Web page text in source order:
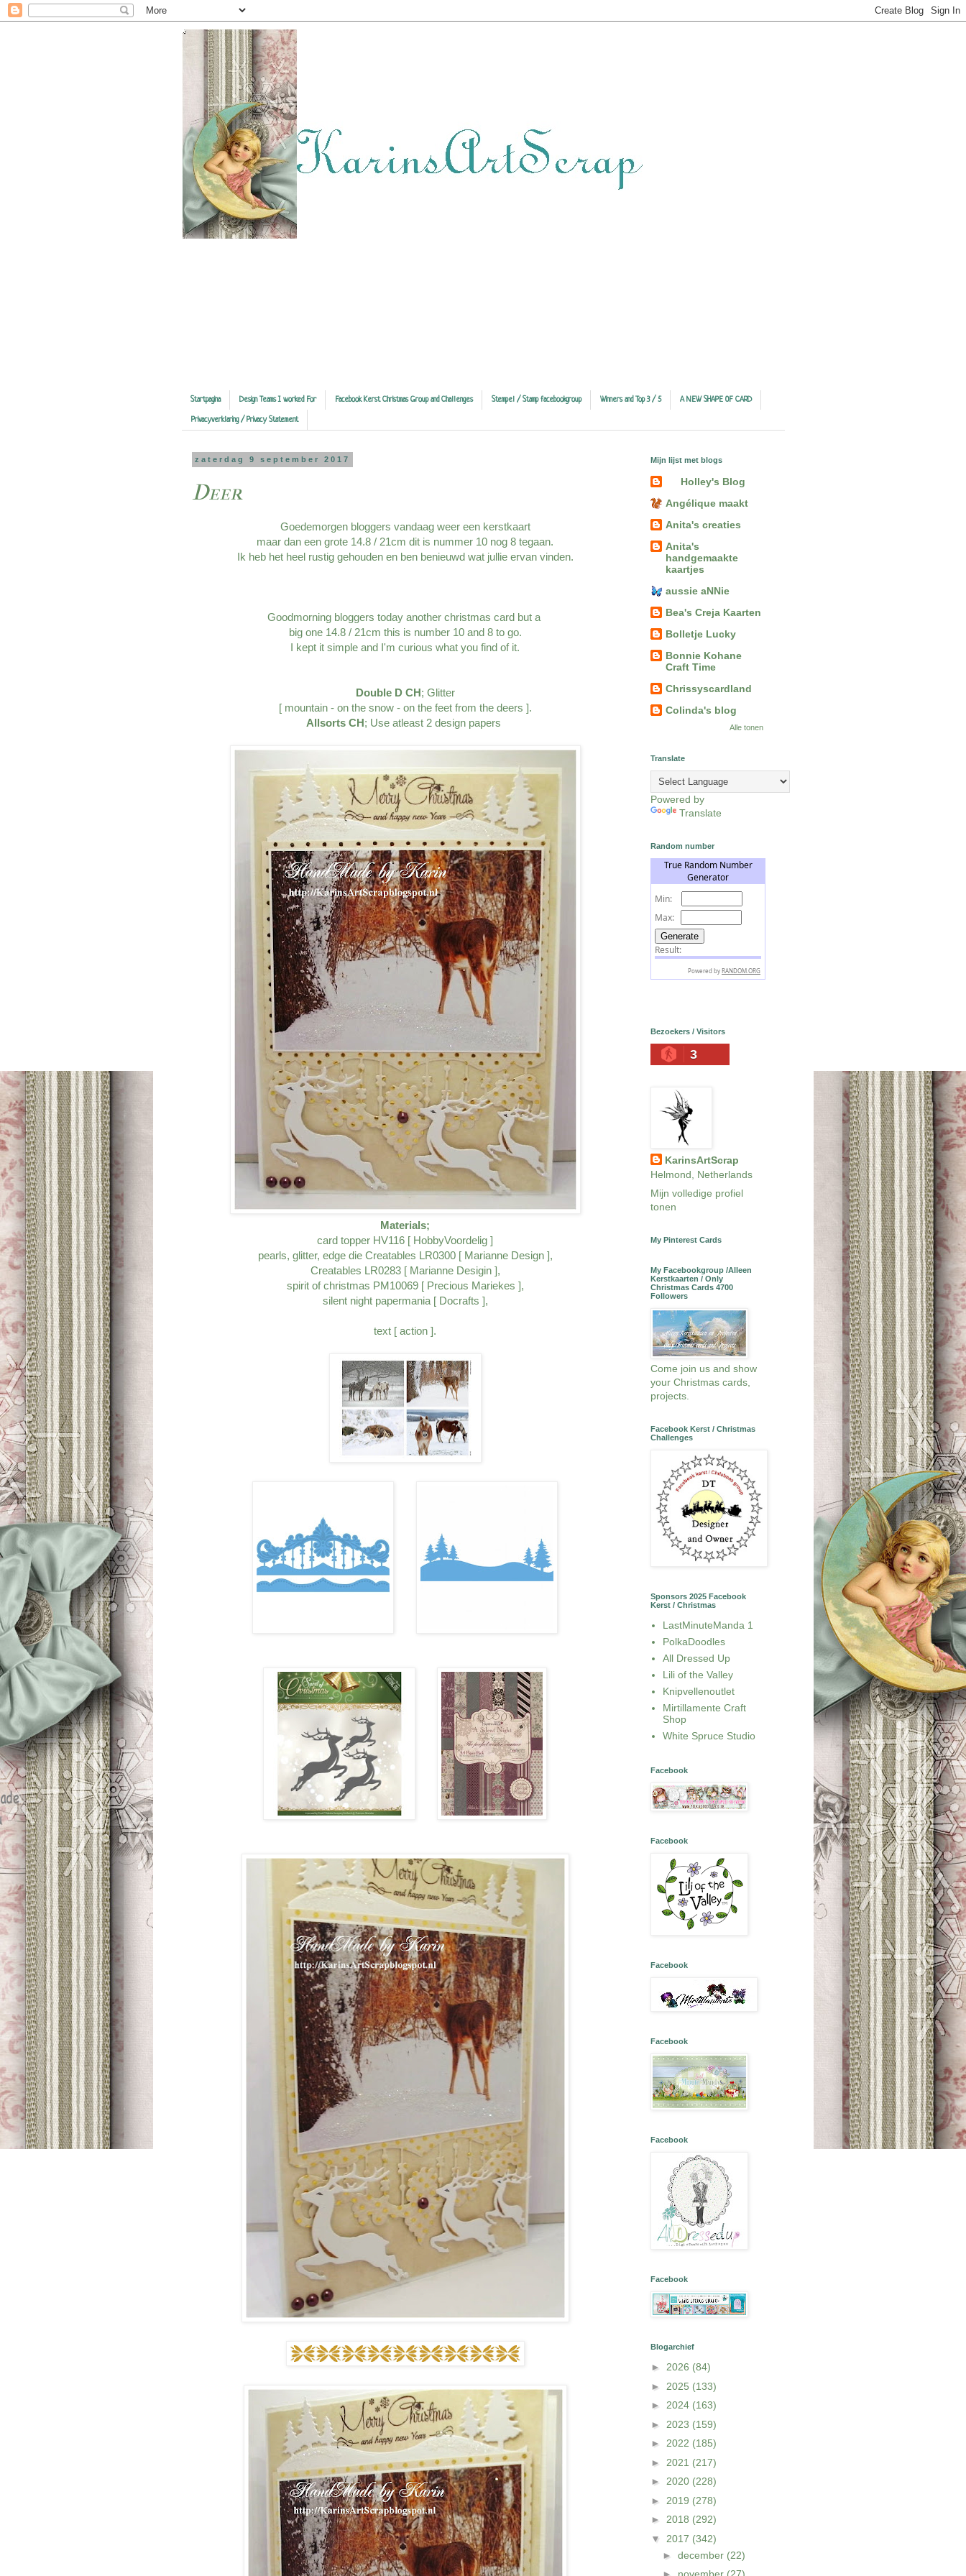
Startpagina Design Teams I worked For Facebook Kerst Christmas Group and Challenges Stempel / Stamp facebookgroup Winners and Top 3 / 5 A NEW SHAPE OF CARD
Privacyverklaring / Privacy Statement
zaterdag 9 september 2017
Deer
Goedemorgen bloggers vandaag weer een kerstkaart
maar dan een grote 14.8 / 21cm dit is nummer 10 nog 8 tegaan.
Ik heb het heel rustig gehouden en ben benieuwd wat jullie ervan vinden.
Goodmorning bloggers today another christmas card but a
big one 14.8 / 21cm this is number 10 and 8 to go.
I kept it simple and I'm curious what you find of it.
Double D CH; Glitter
[ mountain - on the snow - on the feet from the deers ].
Allsorts CH; Use atleast 2 design papers
Materials;
card topper HV116 [ HobbyVoordelig ]
pearls, glitter, edge die Creatables LR0300 [ Marianne Design ],
Creatables LR0283 [ Marianne Desigin ],
spirit of christmas PM10069 [ Precious Mariekes ],
silent night papermania [ Docrafts ],
text [ action ].
Mijn lijst met blogs
Holley's Blog
Angélique maakt
Anita's creaties
Anita's
handgemaakte
kaartjes
aussie aNNie
Bea's Creja Kaarten
Bolletje Lucky
Bonnie Kohane
Craft Time
Chrissyscardland
Colinda's blog
Alle tonen
Translate
Powered by
Translate
Random number
Bezoekers / Visitors
3
KarinsArtScrap
Helmond, Netherlands
Mijn volledige profiel
tonen
My Pinterest Cards
My Facebookgroup /Alleen
Kerstkaarten / Only
Christmas Cards 4700
Followers
Come join us and show
your Christmas cards,
projects.
Facebook Kerst / Christmas
Challenges
Sponsors 2025 Facebook
Kerst / Christmas
LastMinuteManda 1
PolkaDoodles
All Dressed Up
Lili of the Valley
Knipvellenoutlet
Mirtillamente Craft
Shop
White Spruce Studio
Facebook
Facebook
Facebook
Facebook
Facebook
Facebook
Blogarchief
► 2026 (84)
► 2025 (133)
► 2024 (163)
► 2023 (159)
► 2022 (185)
► 2021 (217)
► 2020 (228)
► 2019 (278)
► 2018 (292)
▼ 2017 (342)
►december (22)